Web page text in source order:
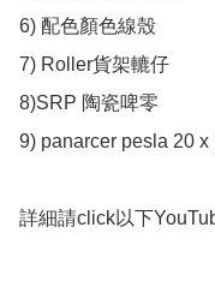
6) 配色顏色線殼
7) Roller貨架轆仔
8)SRP 陶瓷啤零
9) panarcer pesla 20 x
詳細請click以下